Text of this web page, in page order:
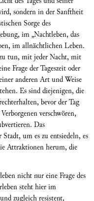
sondern in der Sanftheit
Sorge des
im „Nachtleben, das
im allnächtlichen Leben.
tun, mit jeder Nacht, mit
Frage der Tageszeit oder
anderen Art und Weise
Es sind diejenigen, die
bevor der Tag
verschwören,
Das
um es zu entsiedeln, es
Attraktionen herum, die
nicht nur eine Frage des
steht hier im
zugleich resistent,